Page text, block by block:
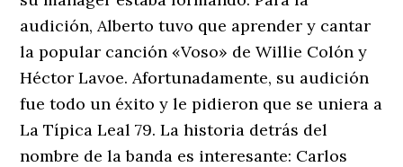
audición, Alberto tuvo que aprender y cantar
la popular canción «Voso» de Willie Colón y
Héctor Lavoe. Afortunadamente, su audición
fue todo un éxito y le pidieron que se uniera a
La Típica Leal 79. La historia detrás del
nombre de la banda es interesante: Carlos